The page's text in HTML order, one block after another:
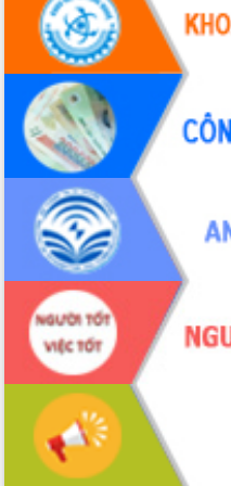
Hội thảo khoa học “Giải pháp thúc đẩy
phát triển nền kinh tế xanh tại tỉnh
Đắk Lắk”
Tăng cường giám sát, đôn đốc thực
hiện nhiệm vụ quản lý tài sản công
hàng tuần
Tháo gỡ những vướng mắc, đẩy mạnh
công tác cải cách thủ tục hành chính
tại Trung tâm Phục vụ hành chính
công tỉnh
Đắk Lắk: Tôn vinh 46 giải pháp tại Hội
thi Sáng tạo Kỹ thuật 2024 - 2025
Đắk Lắk rà soát, điều chỉnh Đề án 190
về phát triển nuôi trồng thủy sản
Phó Chủ tịch UBND tỉnh Đắk Lắk
Trương Công Thái kiểm tra thực địa
Dự án cao tốc Khánh Hòa - Buôn Ma
Thuột
Định vị cà phê Việt Nam như một “di
sản sống” trong dòng chảy toàn cầu